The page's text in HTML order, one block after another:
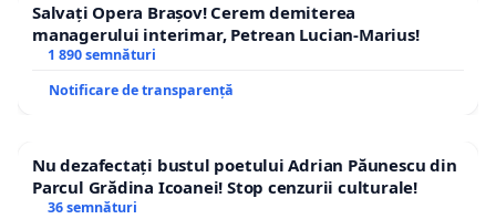
Salvați Opera Brașov! Cerem demiterea
managerului interimar, Petrean Lucian-Marius!
1 890 semnături
Notificare de transparență
Nu dezafectați bustul poetului Adrian Păunescu din
Parcul Grădina Icoanei! Stop cenzurii culturale!
36 semnături